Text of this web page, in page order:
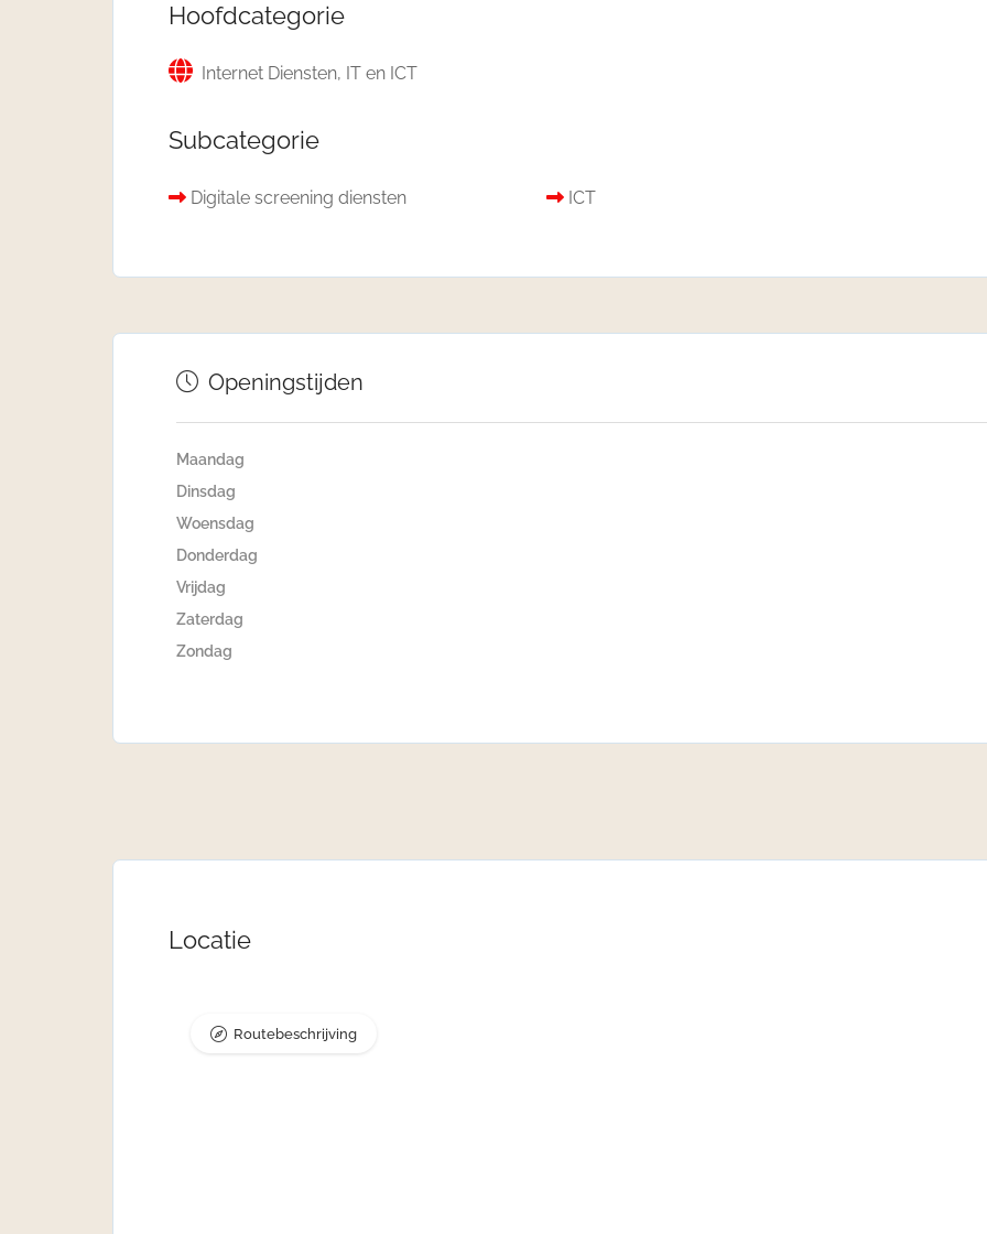
Hoofdcategorie
Internet Diensten, IT en ICT
Subcategorie
Digitale screening diensten ICT
Openingstijden
Maandag
Dinsdag
Woensdag
Donderdag
Vrijdag
Zaterdag
Zondag
Locatie
Routebeschrijving